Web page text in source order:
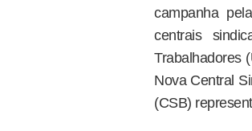
campanha
centrais
Trabalhadores
Nova Central
(CSB)